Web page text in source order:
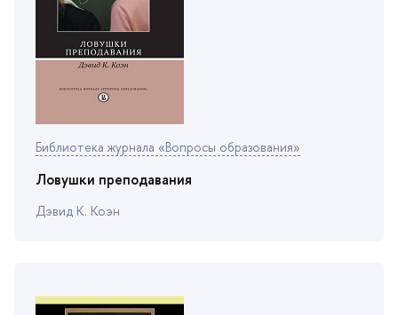
Библиотека журнала «Вопросы образования»
Ловушки преподавания
Дэвид К. Коэн